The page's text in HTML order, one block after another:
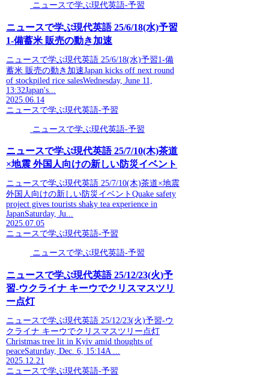
ニュースで学ぶ現代英語-予習
ニュースで学ぶ現代英語 25/6/18(水)予習
1-備蓄米 販売の動き加速
ニュースで学ぶ現代英語 25/6/18(水)予習1-備
蓄米 販売の動き加速Japan kicks off next round
of stockpiled rice salesWednesday, June 11,
13:32Japan's...
2025.06.14
ニュースで学ぶ現代英語-予習
ニュースで学ぶ現代英語-予習
ニュースで学ぶ現代英語 25/7/10(木)茶道
×地震 外国人向けの新しい防災イベント
ニュースで学ぶ現代英語 25/7/10(木)茶道×地震
外国人向けの新しい防災イベントQuake safety
project gives tourists shaky tea experience in
JapanSaturday, Ju...
2025.07.05
ニュースで学ぶ現代英語-予習
ニュースで学ぶ現代英語-予習
ニュースで学ぶ現代英語 25/12/23(火)予
習-ウクライナ キーウでクリスマスツリ
ー点灯
ニュースで学ぶ現代英語 25/12/23(火)予習-ウ
クライナ キーウでクリスマスツリー点灯
Christmas tree lit in Kyiv amid thoughts of
peaceSaturday, Dec. 6, 15:14A ...
2025.12.21
ニュースで学ぶ現代英語-予習